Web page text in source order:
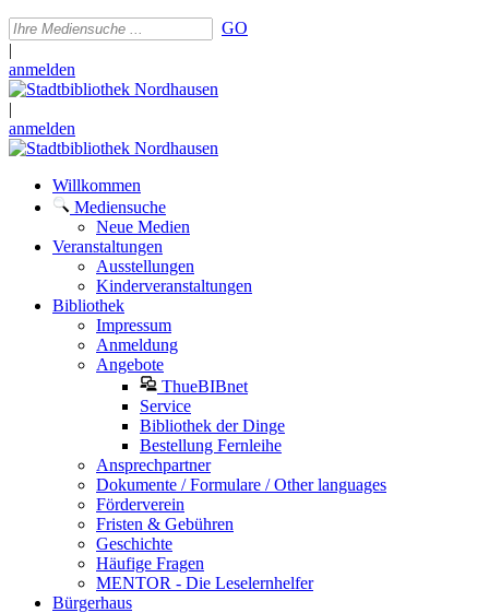
GO
|
anmelden
|
anmelden
Willkommen
Mediensuche
Neue Medien
Veranstaltungen
Ausstellungen
Kinderveranstaltungen
Bibliothek
Impressum
Anmeldung
Angebote
ThueBIBnet
Service
Bibliothek der Dinge
Bestellung Fernleihe
Ansprechpartner
Dokumente / Formulare / Other languages
Förderverein
Fristen & Gebühren
Geschichte
Häufige Fragen
MENTOR - Die Leselernhelfer
Bürgerhaus